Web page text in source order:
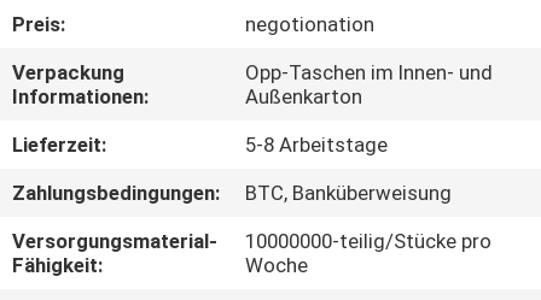
TRETEN
SIE
MIT
UNS
VERBINDUNG
Preis:
negotionation
Verpackung
Informationen:
Opp-Taschen im Innen- und
Außenkarton
Lieferzeit:
5-8 Arbeitstage
Zahlungsbedingungen:
BTC, Banküberweisung
Versorgungsmaterial-
Fähigkeit:
10000000-teilig/Stücke pro
Woche